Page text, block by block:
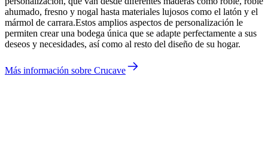
ahumado, fresno y nogal hasta materiales lujosos como el latón y el
mármol de carrara.Estos amplios aspectos de personalización le
permiten crear una bodega única que se adapte perfectamente a sus
deseos y necesidades, así como al resto del diseño de su hogar.
Más información sobre Crucave